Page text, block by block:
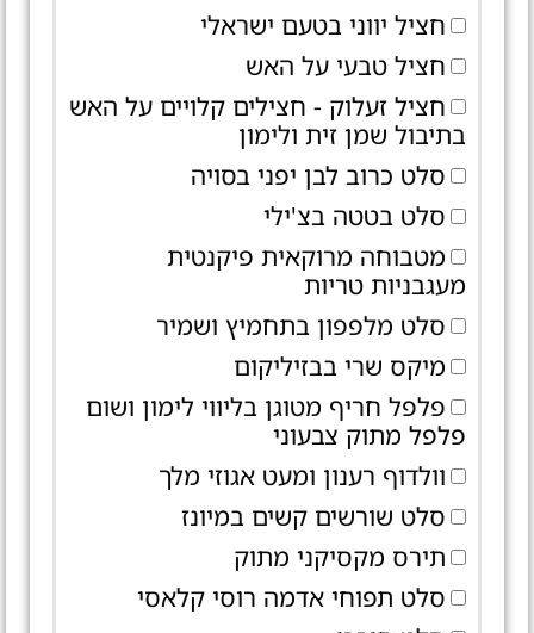
חציל יווני בטעם ישראלי
חציל טבעי על האש
חציל זעלוק - חצילים קלויים על האש
בתיבול שמן זית ולימון
סלט כרוב לבן יפני בסויה
סלט בטטה בצ'ילי
מטבוחה מרוקאית פיקנטית
מעגבניות טריות
סלט מלפפון בתחמיץ ושמיר
מיקס שרי בבזיליקום
פלפל חריף מטוגן בליווי לימון ושום
פלפל מתוק צבעוני
וולדוף רענון ומעט אגוזי מלך
סלט שורשים קשים במיונז
תירס מקסיקני מתוק
סלט תפוחי אדמה רוסי קלאסי